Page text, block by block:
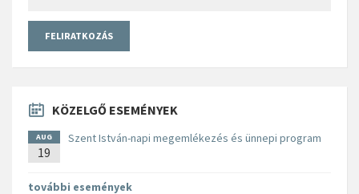
KÖZELGŐ ESEMÉNYEK
AUG
19
Szent István-napi megemlékezés és ünnepi program
további események